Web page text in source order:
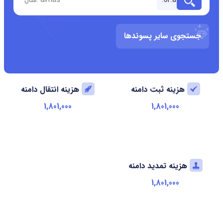
جستجوی سایر پسوندها
هزینه ثبت دامنه
1,801,000
هزینه انتقال دامنه
1,801,000
هزینه تمدید دامنه
1,801,000